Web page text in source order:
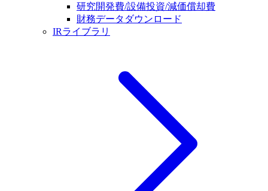
研究開発費/設備投資/減価償却費
財務データダウンロード
IRライブラリ